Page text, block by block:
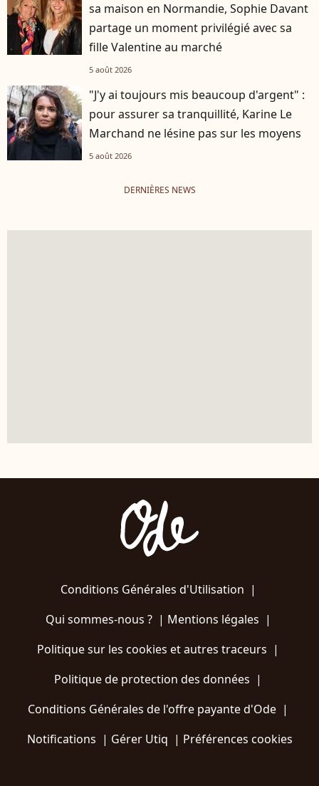
sa maison en Normandie, Sophie Davant
partage un moment privilégié avec sa
fille Valentine au marché
5 août 2026
"J'y ai toujours mis beaucoup d'argent" :
pour assurer sa tranquillité, Karine Le
Marchand ne lésine pas sur les moyens
5 août 2026
DERNIÈRES NEWS
Conditions Générales d'Utilisation |
Qui sommes-nous ?| Mentions légales |
Politique sur les cookies et autres traceurs |
Politique de protection des données |
Conditions Générales de l'offre payante d'Ode |
Notifications | Gérer Utiq | Préférences cookies